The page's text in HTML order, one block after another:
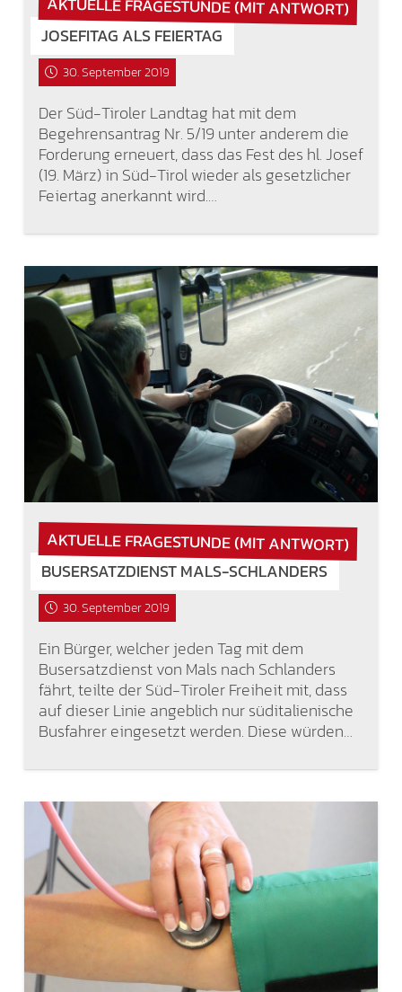
JOSEFITAG ALS FEIERTAG
30. September 2019
Der Süd-Tiroler Landtag hat mit dem
Begehrensantrag Nr. 5/19 unter anderem die
Forderung erneuert, dass das Fest des hl. Josef
(19. März) in Süd-Tirol wieder als gesetzlicher
Feiertag anerkannt wird.…
AKTUELLE FRAGESTUNDE (MIT ANTWORT)
BUSERSATZDIENST MALS-SCHLANDERS
30. September 2019
Ein Bürger, welcher jeden Tag mit dem
Busersatzdienst von Mals nach Schlanders
fährt, teilte der Süd-Tiroler Freiheit mit, dass
auf dieser Linie angeblich nur süditalienische
Busfahrer eingesetzt werden. Diese würden…